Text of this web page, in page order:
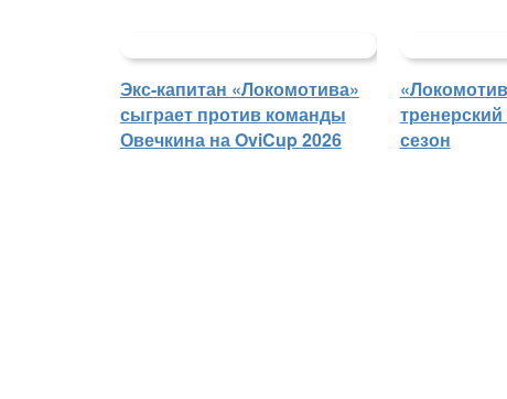
Экс-капитан «Локомотива»
сыграет против команды
Овечкина на OviCup 2026
сезон